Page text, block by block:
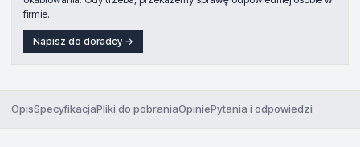
firmie.
Napisz do doradcy →
OpisSpecyfikacjaPliki do pobraniaOpiniePytania i odpowiedzi